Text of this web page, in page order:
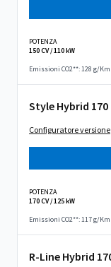
POTENZA
150 CV / 110 kW
Emissioni CO2**: 128 g/Km
Style Hybrid 170
Configuratore versione
POTENZA
170 CV / 125 kW
Emissioni CO2**: 117 g/Km
R-Line Hybrid